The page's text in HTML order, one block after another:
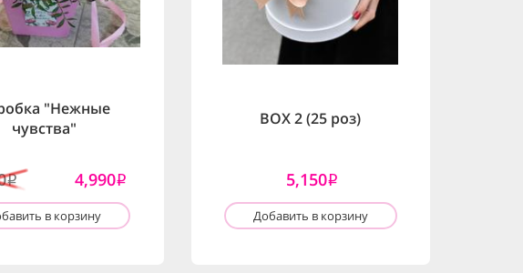
"Нежные
чувства"
i 4,990i
в корзину
BOX 2 (25 роз)
5,150i
Добавить в корзину